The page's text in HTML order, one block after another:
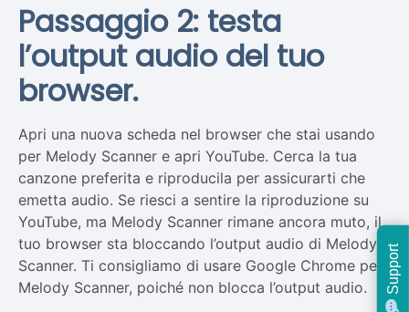
Passaggio 2: testa
l’output audio del tuo
browser.
Apri una nuova scheda nel browser che stai usando
per Melody Scanner e apri YouTube. Cerca la tua
canzone preferita e riproducila per assicurarti che
emetta audio. Se riesci a sentire la riproduzione su
YouTube, ma Melody Scanner rimane ancora muto, il
tuo browser sta bloccando l’output audio di Melody
Scanner. Ti consigliamo di usare Google Chrome per
Melody Scanner, poiché non blocca l’output audio.
Support